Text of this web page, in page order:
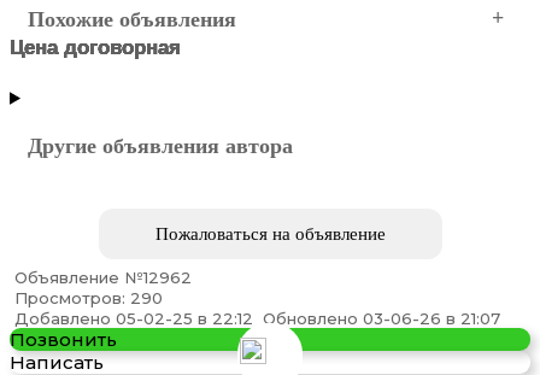
Похожие объявления
Цена договорная
Цена договорная
Цена договорная
Цена договорная
Цена договорная
Цена договорная
Другие объявления автора
Пожаловаться на объявление
Объявление №12962
Просмотров: 290
Добавлено 05-02-25 в 22:12
Обновлено 03-06-26 в 21:07
Позвонить
Написать